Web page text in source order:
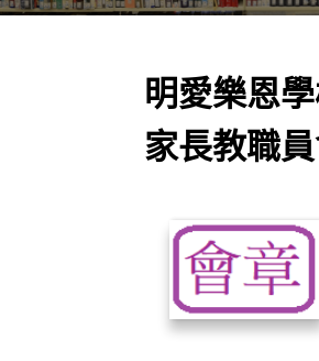
明愛樂恩
家長教職